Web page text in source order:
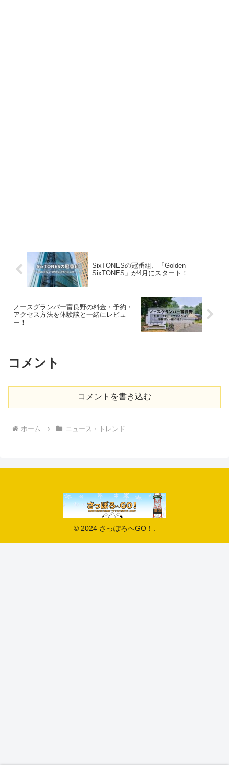
SixTONESの冠番組、「Golden
SixTONES」が4月にスタート！
ノースグランパー富良野の料金・予約・
アクセス方法を体験談と一緒にレビュ
ー！
コメント
コメントを書き込む
ホーム ニュース・トレンド
© 2024 さっぽろへGO！.